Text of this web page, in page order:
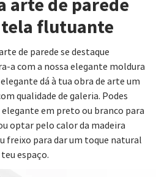
tela flutuante
de parede se destaque
a com a nossa elegante moldura
dá à tua obra de arte um
qualidade de galeria. Podes
em preto ou branco para
optar pelo calor da madeira
freixo para dar um toque natural
espaço.